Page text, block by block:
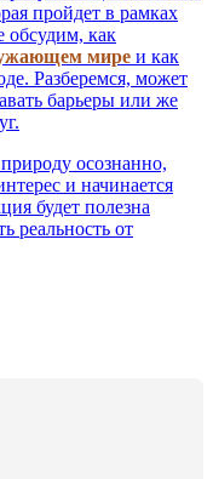
пройдет в рамках
обсудим, как
мире и как
Разберемся, может
барьеры или же
осознанно,
и начинается
будет полезна
реальность от